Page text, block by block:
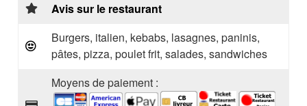
Avis sur le restaurant
Burgers, italien, kebabs, lasagnes, paninis,
pâtes, pizza, poulet frit, salades, sandwiches
Moyens de paiement :